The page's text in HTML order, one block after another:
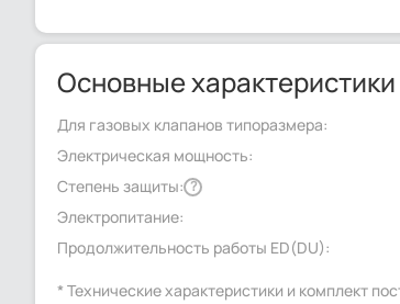
Основные характеристики
Для газовых клапанов типоразмера:
Электрическая мощность:
Степень защиты: ?
Электропитание:
Продолжительность работы ED(DU):
* Технические характеристики и комплект